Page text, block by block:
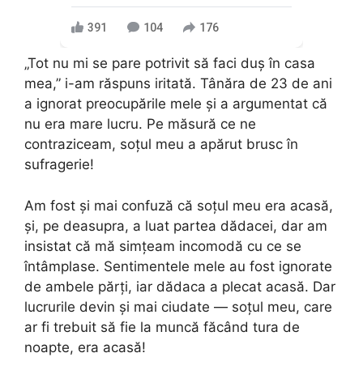
391 104 176
„Tot nu mi se pare potrivit să faci duș în casa
mea,” i-am răspuns iritată. Tânăra de 23 de ani
a ignorat preocupările mele și a argumentat că
nu era mare lucru. Pe măsură ce ne
contraziceam, soțul meu a apărut brusc în
sufragerie!
Am fost și mai confuză că soțul meu era acasă,
și, pe deasupra, a luat partea dădacei, dar am
insistat că mă simțeam incomodă cu ce se
întâmplase. Sentimentele mele au fost ignorate
de ambele părți, iar dădaca a plecat acasă. Dar
lucrurile devin și mai ciudate — soțul meu, care
ar fi trebuit să fie la muncă făcând tura de
noapte, era acasă!